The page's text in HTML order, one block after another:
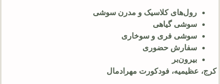
رول‌های کلاسیک و مدرن سوشی
سوشی گیاهی
سوشی فری و سوخاری
سفارش حضوری
بیرون‌بر
کرج، عظیمیه، فودکورت مهرادمال